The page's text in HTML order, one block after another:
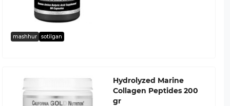
mashhur sotilgan
Hydrolyzed Marine
Collagen Peptides 200
gr